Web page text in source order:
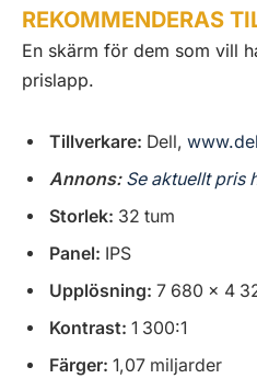
REKOMMENDERAS
En skärm för dem som vill
prislapp.
Tillverkare: Dell,
Annons: Se aktuellt pris
Storlek: 32 tum
Panel: IPS
Upplösning: 7 680 x 4
Kontrast: 1 300:1
Färger: 1,07 miljarder